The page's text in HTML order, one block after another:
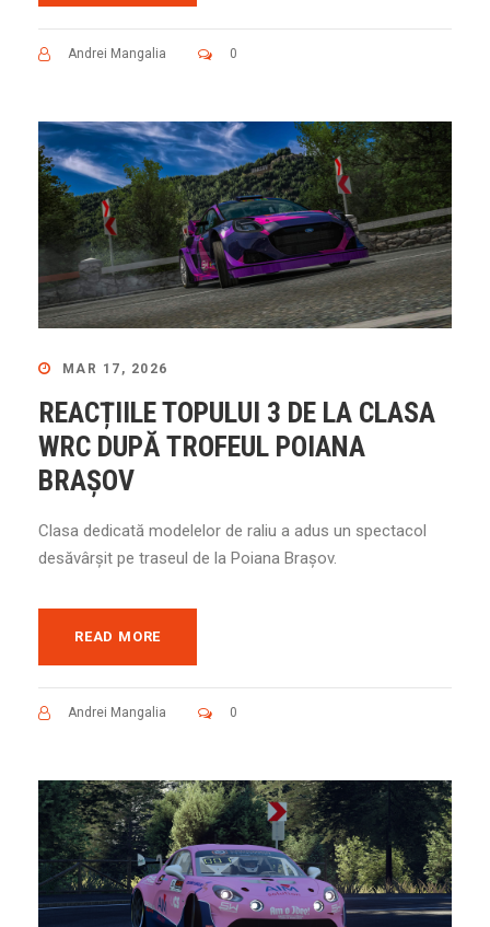
Andrei Mangalia 0
MAR 17, 2026
REACȚIILE TOPULUI 3 DE LA CLASA
WRC DUPĂ TROFEUL POIANA
BRAȘOV
Clasa dedicată modelelor de raliu a adus un spectacol
desăvârșit pe traseul de la Poiana Brașov.
READ MORE
Andrei Mangalia 0